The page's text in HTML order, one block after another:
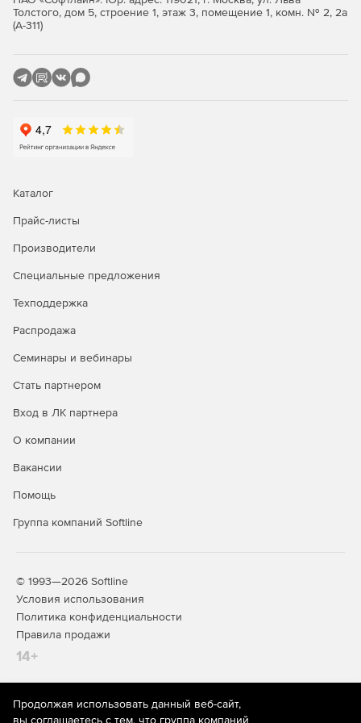
Появилась специальная панель для работы с
объект новые ограничения либо снять с него одно
или несколько имеющихся.
позиции, компонентом или телом; специальный
режим для работы со сборкой с исполнениями; выбор
качестве значения свойств и др.
Автоматическое указание на изделие-заготовку в
ассоциативном чертеже детали и спецификации.
Общее наименование групп стандартных изделий или
Новые приложения
Оборудование: Системы вентиляции. Предназначено
для построения разветвленных трехмерных моделей
различные типы покрытий, с указанием их свойств и
Разъемные соединения. Позволяет формировать и
моделирования сварных и клеевых соединений.
Приложения для машиностроения
«Стандартные изделия» и «Материалы и Сортаменты»
на платформе ПОЛИНОМ:MDM.
Толстого, дом 5, строение 1, этаж 3, помещение 1, комн. № 2, 2а
(А-311)
Каталог
Прайс-листы
Производители
Специальные предложения
Техподдержка
Распродажа
Семинары и вебинары
Стать партнером
Вход в ЛК партнера
О компании
Вакансии
Помощь
Группа компаний Softline
© 1993—2026 Softline
Условия использования
Политика конфиденциальности
Правила продажи
14+
На информационном ресурсе store.softline.ru применяются
Продолжая использовать данный веб-сайт,
вы соглашаетесь с тем, что группа компаний